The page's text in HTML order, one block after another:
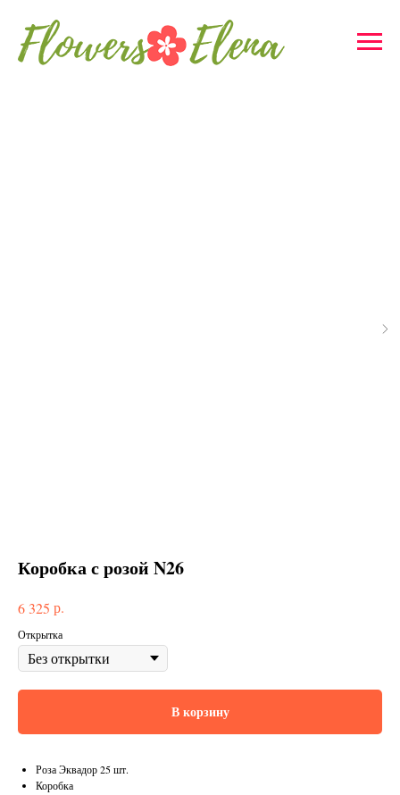
Коробка с розой N26
6 325 р.
Открытка
В корзину
Роза Эквадор 25 шт.
Коробка